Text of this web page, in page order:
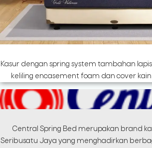
Kasur dengan spring system tambahan
keliling encasement foam dan cover
Central Spring Bed merupakan brand
Seribusatu Jaya yang menghadirkan